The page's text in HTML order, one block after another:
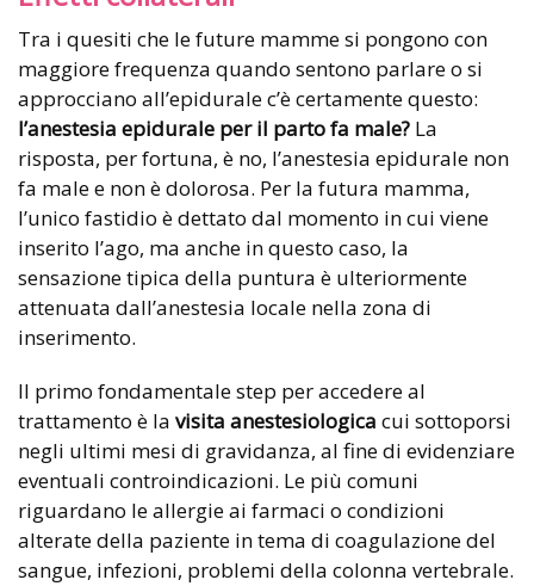
Tra i quesiti che le future mamme si pongono con
maggiore frequenza quando sentono parlare o si
approcciano all’epidurale c’è certamente questo:
l’anestesia epidurale per il parto fa male? La
risposta, per fortuna, è no, l’anestesia epidurale non
fa male e non è dolorosa. Per la futura mamma,
l’unico fastidio è dettato dal momento in cui viene
inserito l’ago, ma anche in questo caso, la
sensazione tipica della puntura è ulteriormente
attenuata dall’anestesia locale nella zona di
inserimento.
Il primo fondamentale step per accedere al
trattamento è la visita anestesiologica cui sottoporsi
negli ultimi mesi di gravidanza, al fine di evidenziare
eventuali controindicazioni. Le più comuni
riguardano le allergie ai farmaci o condizioni
alterate della paziente in tema di coagulazione del
sangue, infezioni, problemi della colonna vertebrale.